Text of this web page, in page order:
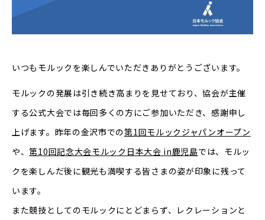
いつもモルックを楽しんでいただきありがとうございます。
モルックの発展は引き続き高まりを見せており、協会が主催
する公式大会では毎回多くの方にご参加いただき、感謝申し
上げます。昨年の金沢市での第1回モルックジャパンオープン
や、第10回記念大会モルック日本大会 in鹿児島では、モルッ
クを楽しんだ後に観光も満喫する皆さまの姿が印象に残って
います。
また競技としてのモルックにとどまらず、レクレーションと